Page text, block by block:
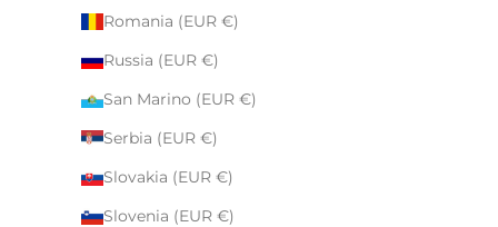
Romania (EUR €)
Russia (EUR €)
San Marino (EUR €)
Serbia (EUR €)
Slovakia (EUR €)
Slovenia (EUR €)